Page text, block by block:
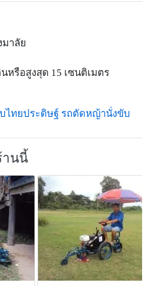
มาลัย
หรือสูงสุด 15 เซนติเมตร
ไทยประดิษฐ์ รถตัดหญ้านั่งขับ
านนี้